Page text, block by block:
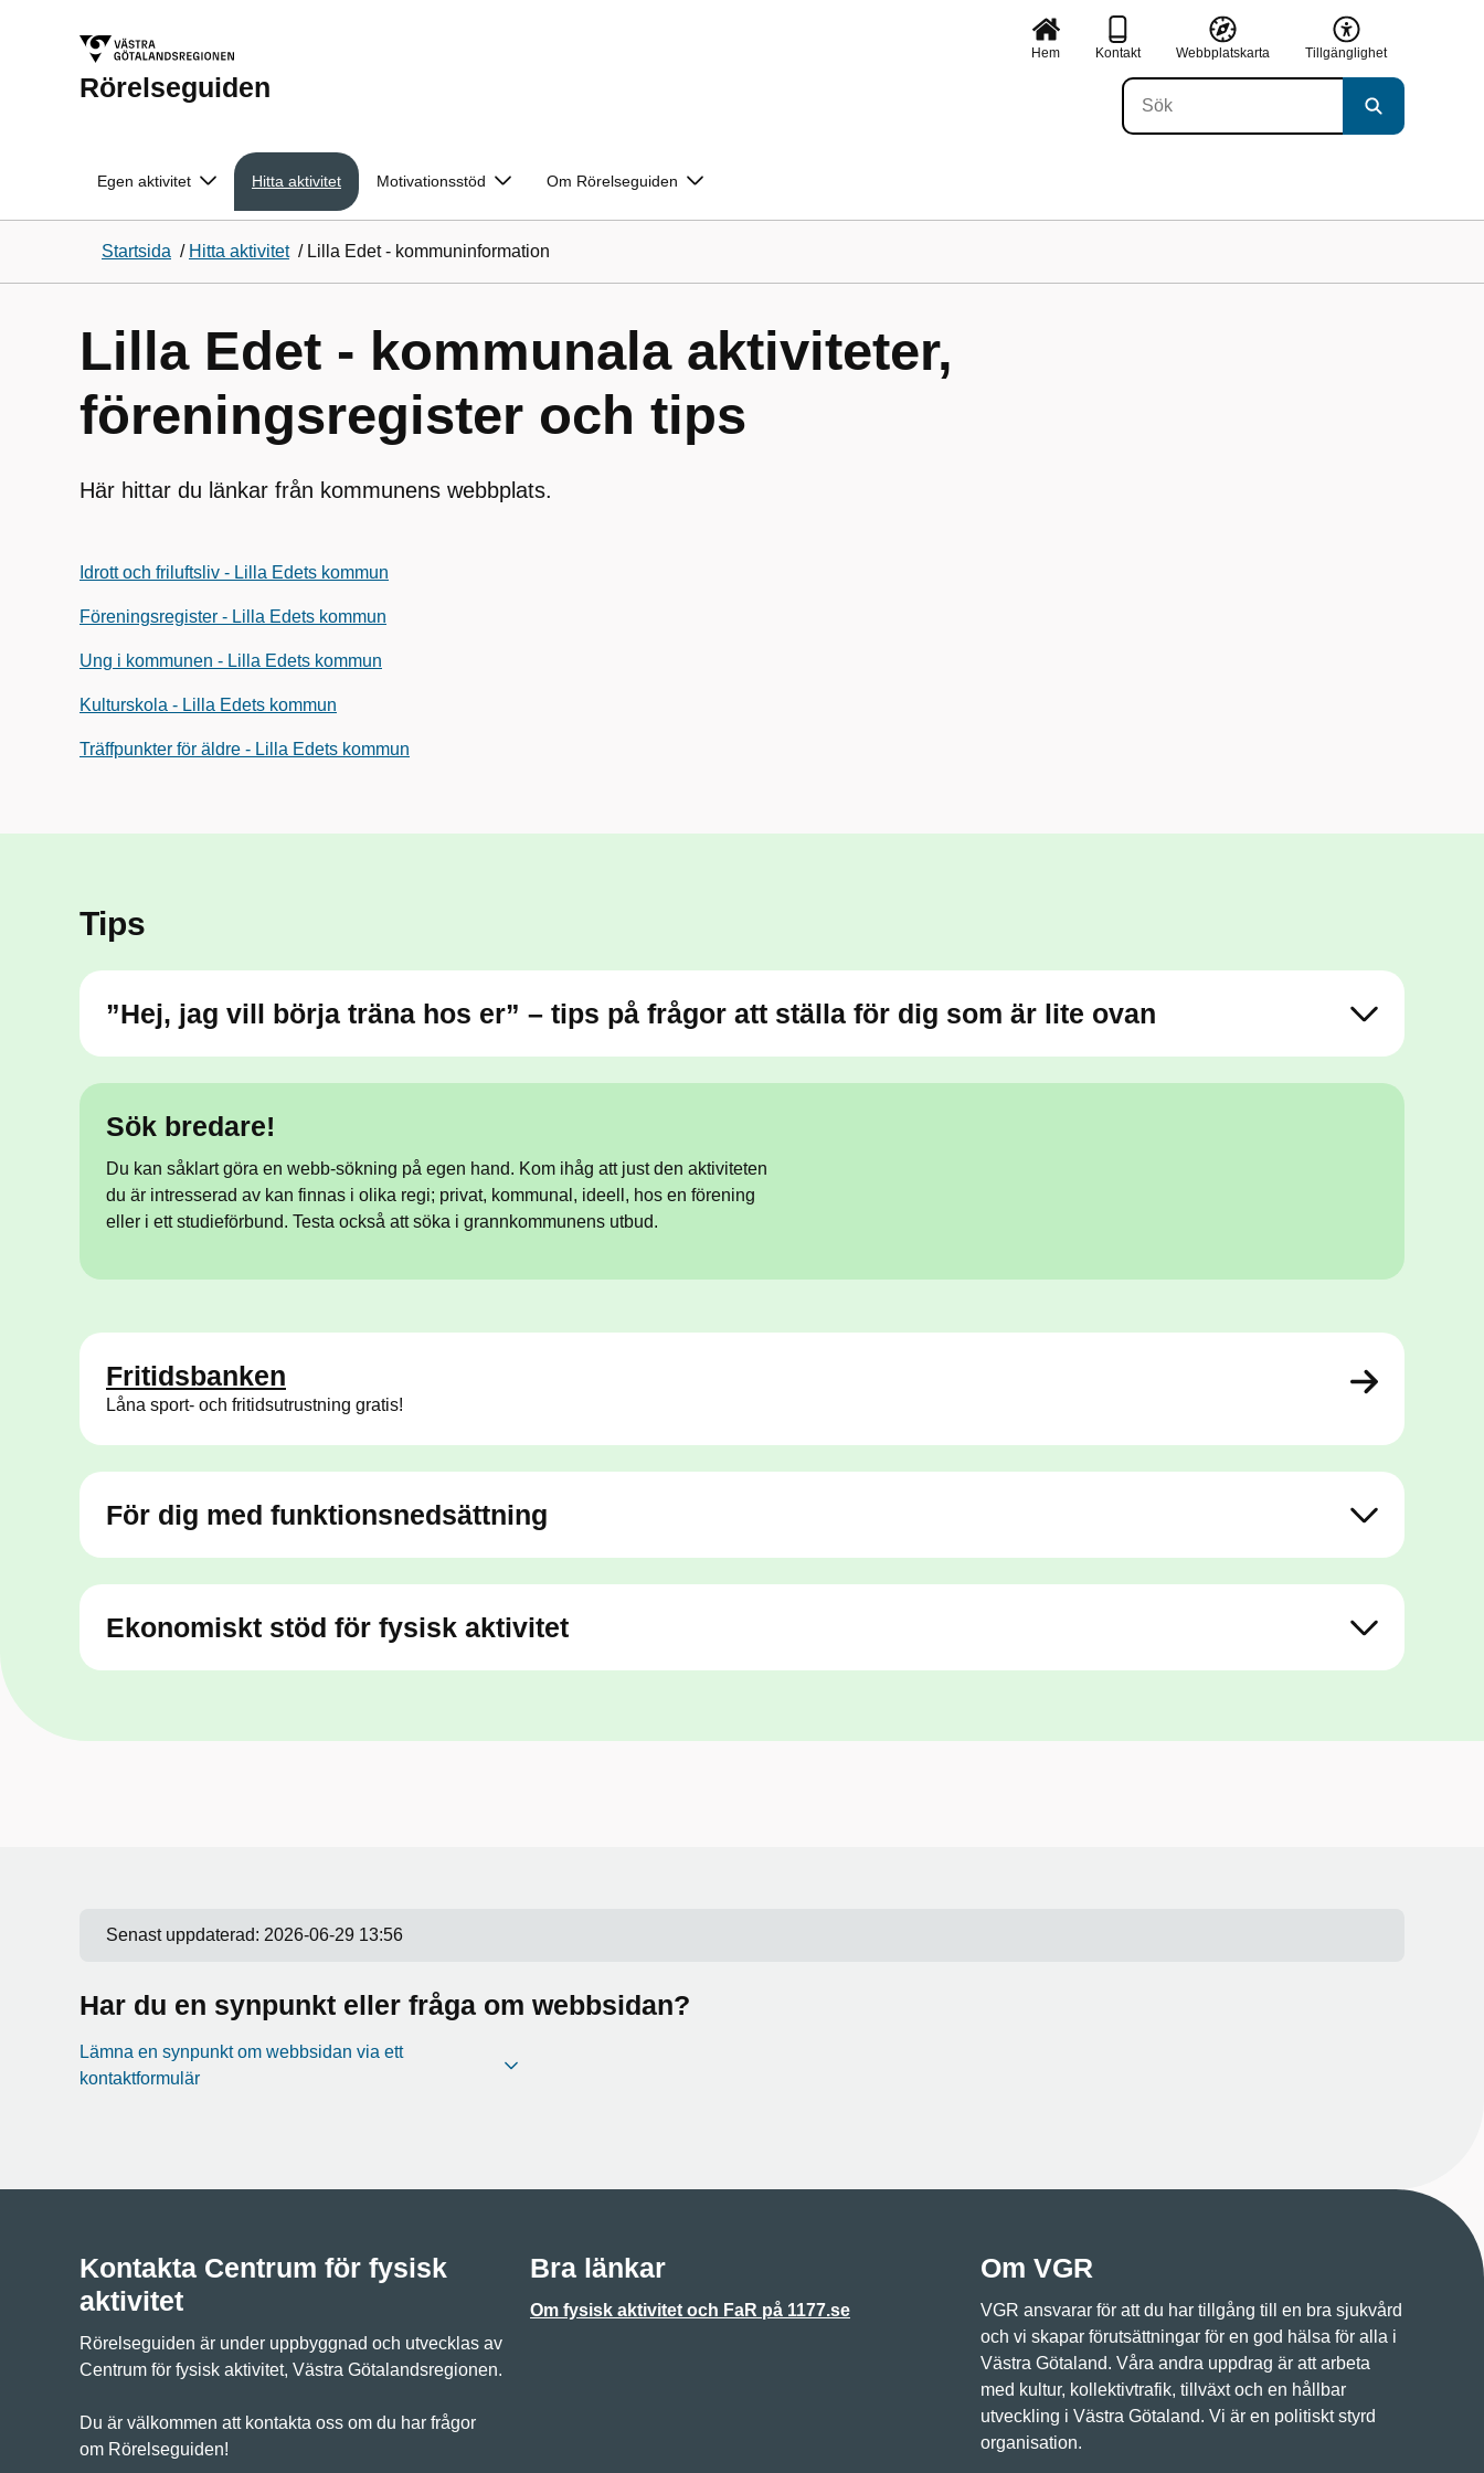
Rörelseguiden
Hem Kontakt Webbplatskarta Tillgänglighet
Egen aktivitet Hitta aktivitet Motivationsstöd Om Rörelseguiden
Startsida / Hitta aktivitet / Lilla Edet - kommuninformation
Lilla Edet - kommunala aktiviteter,
föreningsregister och tips
Här hittar du länkar från kommunens webbplats.
Idrott och friluftsliv - Lilla Edets kommun
Föreningsregister - Lilla Edets kommun
Ung i kommunen - Lilla Edets kommun
Kulturskola - Lilla Edets kommun
Träffpunkter för äldre - Lilla Edets kommun
Tips
”Hej, jag vill börja träna hos er” – tips på frågor att ställa för dig som är lite ovan
Sök bredare!
Du kan såklart göra en webb-sökning på egen hand. Kom ihåg att just den aktiviteten
du är intresserad av kan finnas i olika regi; privat, kommunal, ideell, hos en förening
eller i ett studieförbund. Testa också att söka i grannkommunens utbud.
Fritidsbanken
Låna sport- och fritidsutrustning gratis!
För dig med funktionsnedsättning
Ekonomiskt stöd för fysisk aktivitet
Senast uppdaterad: 2026-06-29 13:56
Har du en synpunkt eller fråga om webbsidan?
Lämna en synpunkt om webbsidan via ett
kontaktformulär
Kontakta Centrum för fysisk
aktivitet
Rörelseguiden är under uppbyggnad och utvecklas av
Centrum för fysisk aktivitet, Västra Götalandsregionen.
Du är välkommen att kontakta oss om du har frågor
om Rörelseguiden!
Bra länkar
Om fysisk aktivitet och FaR på 1177.se
Om VGR
VGR ansvarar för att du har tillgång till en bra sjukvård
och vi skapar förutsättningar för en god hälsa för alla i
Västra Götaland. Våra andra uppdrag är att arbeta
med kultur, kollektivtrafik, tillväxt och en hållbar
utveckling i Västra Götaland. Vi är en politiskt styrd
organisation.